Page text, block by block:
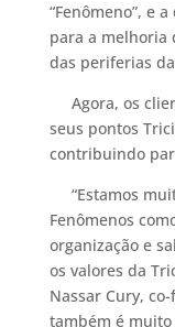
“Fenômeno”, e
para a melhoria
das periferias
Agora, os
seus pontos
contribuindo
“Estamos
Fenômenos
organização e
os valores da
Nassar Cury,
também é